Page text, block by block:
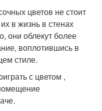
цветов не стоит
в жизнь в стенах
они облекут более
воплотившись в
стиле.
с цветом ,